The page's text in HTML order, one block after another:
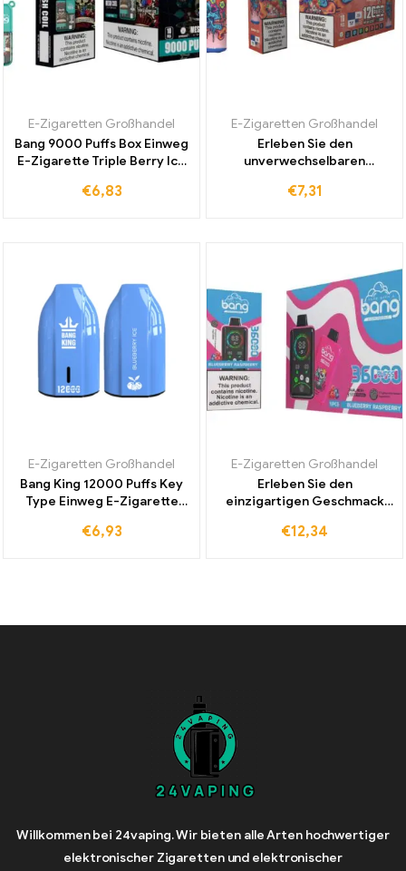
E-Zigaretten Großhandel
Bang 9000 Puffs Box Einweg
E-Zigarette Triple Berry Ice
erfrischenden fruchtigen
€6,83
E-Zigaretten Großhandel
Erleben Sie den
unverwechselbaren
12000 Puffs Einweg E-
€7,31
E-Zigaretten Großhandel
Bang King 12000 Puffs Key
Type Einweg E-Zigarette
ab Werk für langanhaltenden
€6,93
E-Zigaretten Großhandel
Erleben Sie den
einzigartigen Geschmack
E-Zigarette Blueberry
€12,34
Willkommen bei 24vaping. Wir bieten alle Arten hochwertiger
elektronischer Zigaretten und elektronischer